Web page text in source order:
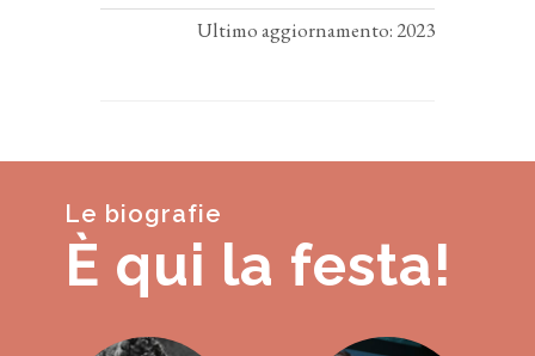
Ultimo aggiornamento: 2023
Le biografie
È qui la festa!